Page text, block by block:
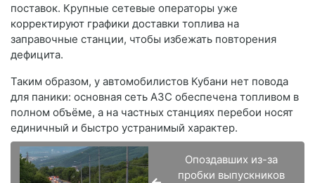
поставок. Крупные сетевые операторы уже
корректируют графики доставки топлива на
заправочные станции, чтобы избежать повторения
дефицита.
Таким образом, у автомобилистов Кубани нет повода
для паники: основная сеть АЗС обеспечена топливом в
полном объёме, а на частных станциях перебои носят
единичный и быстро устранимый характер.
Опоздавших из-за
пробки выпускников